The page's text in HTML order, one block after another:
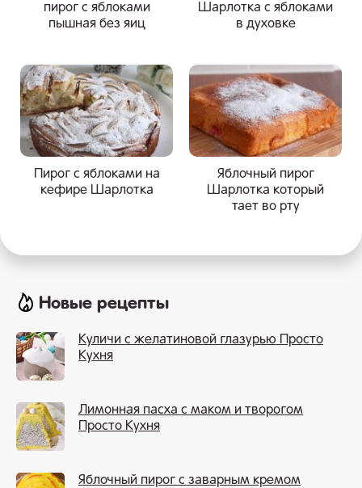
пирог с яблоками
пышная без яиц
Шарлотка с яблоками
в духовке
Пирог с яблоками на
кефире Шарлотка
Яблочный пирог
Шарлотка который
тает во рту
Новые рецепты
Куличи с желатиновой глазурью Просто
Кухня
Лимонная пасха с маком и творогом
Просто Кухня
Яблочный пирог с заварным кремом